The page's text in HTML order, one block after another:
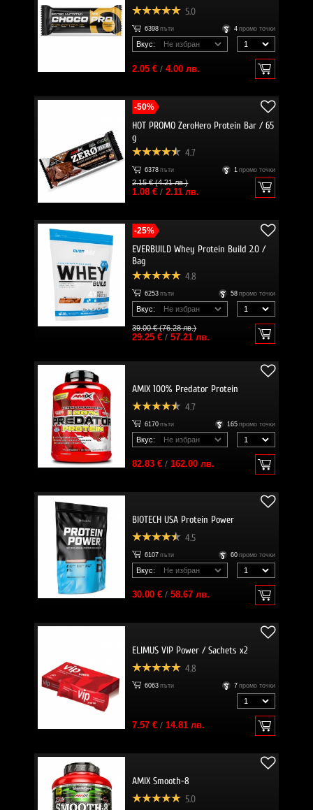
5.0
6398 пъти 4 промо точки
Вкус:
2.05 €/ 4.00 лв.
-50%
HOT PROMO ZeroHero Protein Bar / 65
g
4.7
6378 пъти 1 промо точки
2.15 € (4.21 лв.)
1.08 €/ 2.11 лв.
-25%
EVERBUILD Whey Protein Build 2.0 /
Bag
4.8
6253 пъти 58 промо точки
Вкус:
39.00 € (76.28 лв.)
29.25 €/ 57.21 лв.
AMIX 100% Predator Protein
4.7
6170 пъти 165 промо точки
Вкус:
82.83 €/ 162.00 лв.
BIOTECH USA Protein Power
4.5
6107 пъти 60 промо точки
Вкус:
30.00 €/ 58.67 лв.
ELIMUS VIP Power / Sachets x2
4.8
6063 пъти 7 промо точки
7.57 €/ 14.81 лв.
AMIX Smooth-8
5.0